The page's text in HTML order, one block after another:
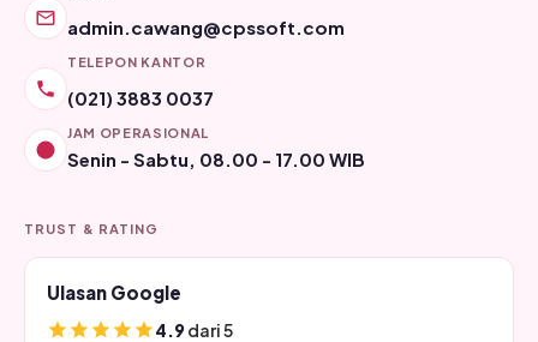
admin.cawang@cpssoft.com
TELEPON KANTOR
(021) 3883 0037
JAM OPERASIONAL
Senin - Sabtu, 08.00 - 17.00 WIB
TRUST & RATING
Ulasan Google
4.9dari 5